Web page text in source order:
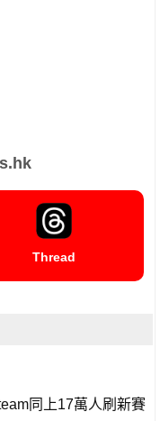
Thread
同上17萬人刷新賽